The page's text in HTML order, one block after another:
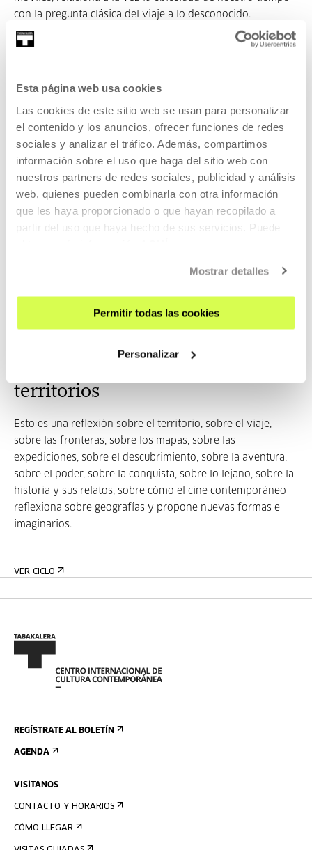
Esta página web usa cookies
Las cookies de este sitio web se usan para personalizar
el contenido y los anuncios, ofrecer funciones de redes
sociales y analizar el tráfico. Además, compartimos
información sobre el uso que haga del sitio web con
nuestros partners de redes sociales, publicidad y análisis
web, quienes pueden combinarla con otra información
que les haya proporcionado o que hayan recopilado a
partir del uso que haya hecho de sus servicios. Puede
Mostrar detalles
Permitir todas las cookies
Personalizar
con la pregunta clásica del viaje a lo desconocido.
Este proyecto forma parte de una colección del Centro
Christian Petzold, Barbet Schroeder, João Pedro Rodrigues,
Jafar Panahi, Jean-Marie Straub, Sharunas Bartas, Yervant
Gianikian y Angela Ricci Lucchi, Tariq Teguia, Bertrand
Bonello...) que respondan a la pregunta del título a través
de una película.
Basándose en las imágenes que ha filmado en Sudáfrica,
Rusia, Cuba, Qatar, España y junto a su casa, Isaki Lacuesta
responde a la pregunta planteada por el Centro Pompidou:
Pertenece a Nuevos territorios
territorios
Esto es una reflexión sobre el territorio, sobre el viaje,
sobre las fronteras, sobre los mapas, sobre las
expediciones, sobre el descubrimiento, sobre la aventura,
sobre el poder, sobre la conquista, sobre lo lejano, sobre la
historia y sus relatos, sobre cómo el cine contemporáneo
reflexiona sobre geografías y propone nuevas formas e
imaginarios.
VER CICLO
REGÍSTRATE AL BOLETÍN
AGENDA
VISÍTANOS
CONTACTO Y HORARIOS
CÓMO LLEGAR